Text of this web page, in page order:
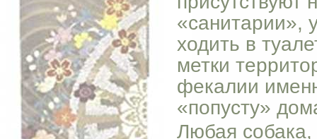
«санитарии»,
ходить в
метки
фекалии
«попусту»
Любая собака,